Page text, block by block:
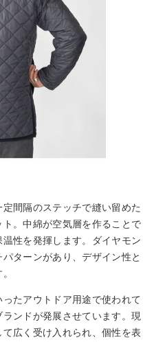
間隔のステッチで縫い留めた
。中綿が空気層を作ることで
性を発揮します。ダイヤモン
ターンがあり、デザイン性と
たアウトドア用途で使われて
ンドが発展させています。現
広く受け入れられ、個性を表